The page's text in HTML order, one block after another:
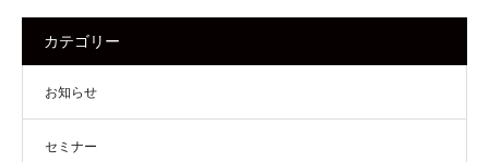
カテゴリー
お知らせ
セミナー